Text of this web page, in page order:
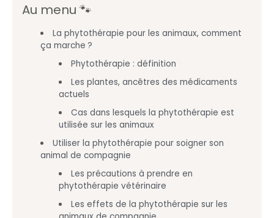
Au menu 🐾
La phytothérapie pour les animaux, comment
ça marche ?
Phytothérapie : définition
Les plantes, ancêtres des médicaments
actuels
Cas dans lesquels la phytothérapie est
utilisée sur les animaux
Utiliser la phytothérapie pour soigner son
animal de compagnie
Les précautions à prendre en
phytothérapie vétérinaire
Les effets de la phytothérapie sur les